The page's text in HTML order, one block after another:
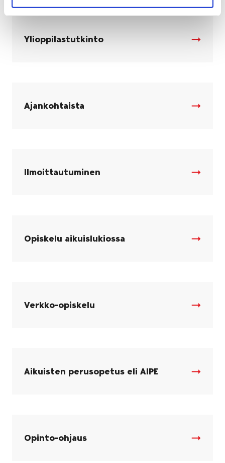
Ylioppilastutkinto
Ajankohtaista
Ilmoittautuminen
Opiskelu aikuislukiossa
Verkko-opiskelu
Aikuisten perusopetus eli AIPE
Opinto-ohjaus